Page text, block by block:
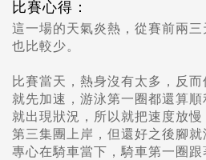
比賽心得：
這一場的天氣炎熱，從賽前兩
也比較少。
比賽當天，熱身沒有太多，反而
就先加速，游泳第一圈都還算
就出現狀況，所以就把速度放
第三集團上岸，但還好之後腳
專心在騎車當下，騎車第一圈